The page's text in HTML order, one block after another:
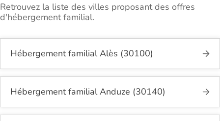
Retrouvez la liste des villes proposant des offres
d'hébergement familial.
Hébergement familial Alès (30100)
Hébergement familial Anduze (30140)